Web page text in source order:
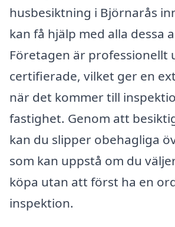
husbesiktning i Björnarås
kan få hjälp med alla dessa
Företagen är professionellt
certifierade, vilket ger en
när det kommer till
fastighet. Genom att
kan du slipper obehagliga
som kan uppstå om du
köpa utan att först ha en
inspektion.